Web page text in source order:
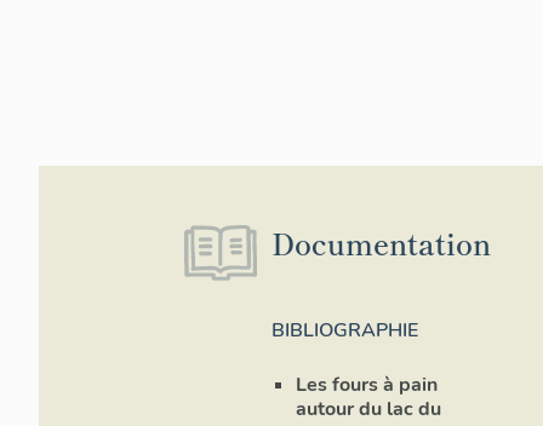
Documentation
BIBLIOGRAPHIE
Les fours à pain
autour du lac du